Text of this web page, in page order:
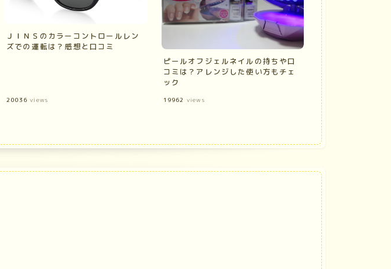
ＪＩＮＳのカラーコントロールレン
ズでの運転は？感想と口コミ
20036 views
ピールオフジェルネイルの持ちや口
コミは？アレンジした使い方もチェ
ック
19962 views